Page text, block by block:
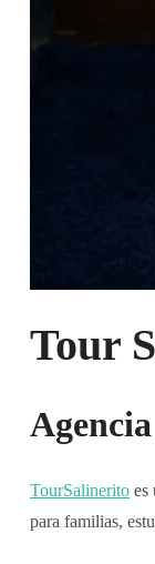
Tour
TourSalinerito es
para familias,